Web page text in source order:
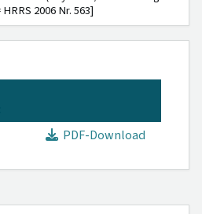
2006 Nr. 563]
PDF-Download